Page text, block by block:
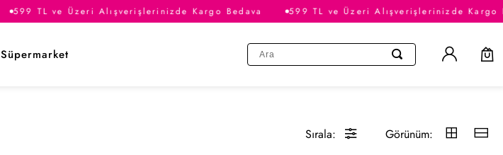
599 TL ve Üzeri Alışverişlerinizde Kargo Bedava 599 TL ve Üzeri Alışverişlerinizde Kargo
Süpermarket
Sırala: Görünüm: